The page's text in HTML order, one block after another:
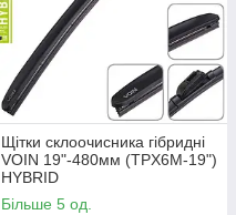
Щітки склоочисника гібридні
VOIN 19"-480мм (TPX6M-19")
HYBRID
Більше 5 од.